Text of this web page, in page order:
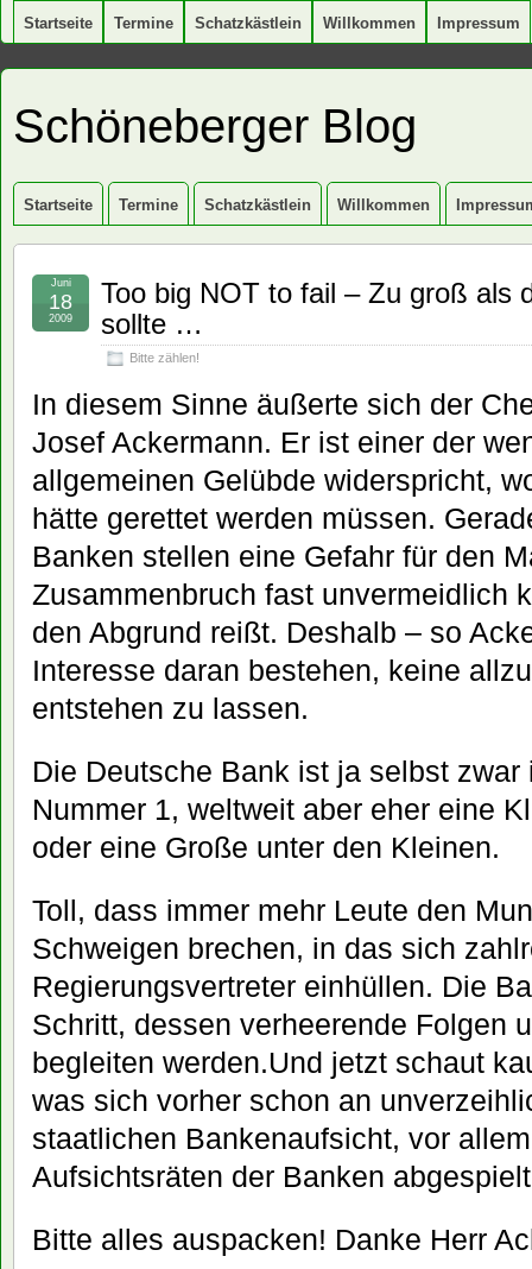
Startseite Termine Schatzkästlein Willkommen Impressum
Schöneberger Blog
Startseite Termine Schatzkästlein Willkommen
Too big NOT to fail – Zu groß als
sollte …
Bitte zählen!
Juni
18
2009
In diesem Sinne äußerte sich der
Josef Ackermann. Er ist einer der
allgemeinen Gelübde widerspricht,
hätte gerettet werden müssen.
Banken stellen eine Gefahr für den
Zusammenbruch fast unvermeidlich
den Abgrund reißt. Deshalb – so
Interesse daran bestehen, keine
entstehen zu lassen.
Die Deutsche Bank ist ja selbst
Nummer 1, weltweit aber eher eine
oder eine Große unter den Kleinen.
Toll, dass immer mehr Leute den
Schweigen brechen, in das sich
Regierungsvertreter einhüllen. Die
Schritt, dessen verheerende Folgen
begleiten werden.Und jetzt schaut
was sich vorher schon an
staatlichen Bankenaufsicht, vor
Aufsichtsräten der Banken
Bitte alles auspacken! Danke Herr